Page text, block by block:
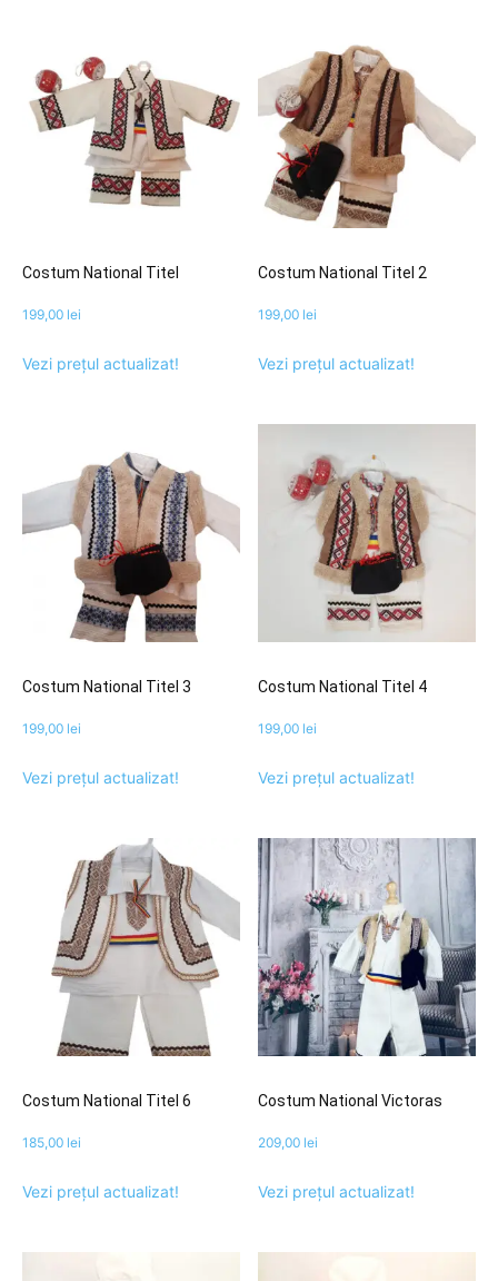
Costum National Titel
199,00 lei
Vezi prețul actualizat!
Costum National Titel 2
199,00 lei
Vezi prețul actualizat!
Costum National Titel 3
199,00 lei
Vezi prețul actualizat!
Costum National Titel 4
199,00 lei
Vezi prețul actualizat!
Costum National Titel 6
185,00 lei
Vezi prețul actualizat!
Costum National Victoras
209,00 lei
Vezi prețul actualizat!